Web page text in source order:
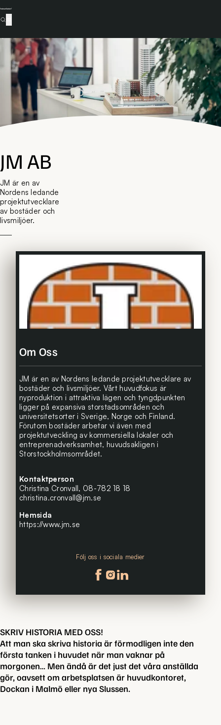
JM AB
JM är en av
Nordens ledande
projektutvecklare
av bostäder och
livsmiljöer.
SKRIV HISTORIA MED OSS!
Att man ska skriva historia är förmodligen inte den
första tanken i huvudet när man vaknar på
morgonen… Men ändå är det just det våra anställda
gör, oavsett om arbetsplatsen är huvudkontoret,
Dockan i Malmö eller nya Slussen.
Om Oss
JM är en av Nordens ledande projektutvecklare av
bostäder och livsmiljöer. Vårt huvudfokus är
nyproduktion i attraktiva lägen och tyngdpunkten
ligger på expansiva storstadsområden och
universitetsorter i Sverige, Norge och Finland.
Förutom bostäder arbetar vi även med
projektutveckling av kommersiella lokaler och
entreprenadverksamhet, huvudsakligen i
Storstockholmsområdet.
Kontaktperson
Christina Cronvall, 08-782 18 18
christina.cronvall@jm.se
Hemsida
https://www.jm.se
Följ oss i sociala medier
Följ oss på facebook
Följ oss på instagram
Följ oss på linkedin